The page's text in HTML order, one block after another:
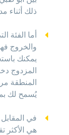
ذلك أثناء
أما الفئة
والخروج
يمكنك
المزدوج
المنطقة
يُسمح لك
في
هي الأكثر